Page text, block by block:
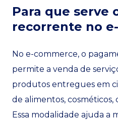
Para que serve
recorrente no
No e-commerce, o
permite a venda de
produtos entregues em
de alimentos, cosméticos,
Essa modalidade ajuda a